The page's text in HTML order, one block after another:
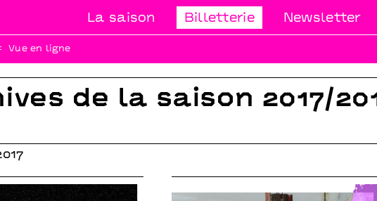
La saison Billetterie Newsletter
Vue en ligne
de la saison 2017/